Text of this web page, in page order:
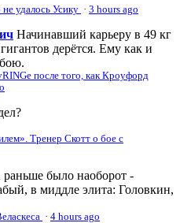
удалось Усику · 3 hours ago
Начинавший карьеру в 49 кг
дерётся. Ему как и
после того, как Кроуфорд
Тренер Скотт о бое с
было наоборот -
в миддле элита: Головкин,
· 4 hours ago